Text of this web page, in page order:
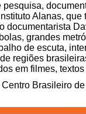
Alanas,
documentarista
grandes
de escuta,
regiões
em filmes, textos
Brasileiro